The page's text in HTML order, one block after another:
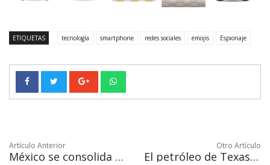
ETIQUETAS tecnología smartphone redes sociales emojis Espionaje
Artículo Anterior
México se consolida como destino turístico pese al incremento de violencia
Otro Artículo
El petróleo de Texas sube a 60,42 dólares y se revaloriza en 2017 un 12,5 %